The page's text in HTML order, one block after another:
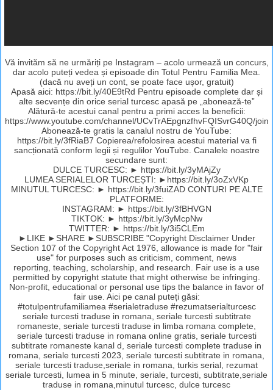
Vă invităm să ne urmăriți pe Instagram – acolo urmează un concurs,
dar acolo puteți vedea și episoade din Totul Pentru Familia Mea.
(dacă nu aveți un cont, se poate face ușor, gratuit)
Apasă aici: https://bit.ly/40E9tRd Pentru episoade complete dar și
alte secvențe din orice serial turcesc apasă pe „abonează-te”
Alătură-te acestui canal pentru a primi acces la beneficii:
https://www.youtube.com/channel/UCvTrAEpgnzfhvFQISvrG40Q/join
Abonează-te gratis la canalul nostru de YouTube:
https://bit.ly/3fRiaB7 Copierea/refolosirea acestui material va fi
sancționată conform legii și regulilor YouTube. Canalele noastre
secundare sunt:
DULCE TURCESC: ► https://bit.ly/3yMAjZy
LUMEA SERIALELOR TURCEȘTI: ►https://bit.ly/3oZxVKp
MINUTUL TURCESC: ► https://bit.ly/3fuiZAD CONTURI PE ALTE
PLATFORME:
INSTAGRAM: ► https://bit.ly/3fBHVGN
TIKTOK: ► https://bit.ly/3yMcpNw
TWITTER: ► https://bit.ly/3i5CLEm
►LIKE ►SHARE ►SUBSCRIBE "Copyright Disclaimer Under
Section 107 of the Copyright Act 1976, allowance is made for "fair
use" for purposes such as criticism, comment, news
reporting, teaching, scholarship, and research. Fair use is a use
permitted by copyright statute that might otherwise be infringing.
Non-profit, educational or personal use tips the balance in favor of
fair use. Aici pe canal puteți găsi:
#totulpentrufamiliamea #serialetraduse #rezumatserialturcesc
seriale turcesti traduse in romana, seriale turcesti subtitrate
romaneste, seriale turcesti traduse in limba romana complete,
seriale turcesti traduse in romana online gratis, seriale turcesti
subtitrate romaneste kanal d, seriale turcesti complete traduse in
romana, seriale turcesti 2023, seriale turcesti subtitrate in romana,
seriale turcesti traduse,seriale in romana, turkis serial, rezumat
seriale turcesti, lumea in 5 minute, seriale, turcesti, subtitrate,seriale
traduse in romana,minutul turcesc, dulce turcesc